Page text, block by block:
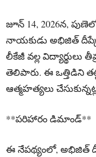
జూన్ 14, 2026న,
నాయకుడు అభిజిత్
లీకేజీ వల్ల విద్యార్థులు
తెలిపారు. ఈ ఒత్తిడిని
ఆత్మహత్యలు
**పరిహారం డిమాండ్**
ఈ నేపథ్యంలో, అభిజిత్